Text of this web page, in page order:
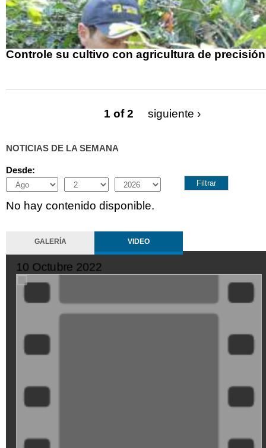
Controle su cultivo con agricultura de precisión
1 of 2 siguiente ›
NOTICIAS DE LA SEMANA
Desde:
Month
Day Year
No hay contenido disponible.
GALERÍA VIDEO
10 Octubre 2022
XDGVyvJOFpI